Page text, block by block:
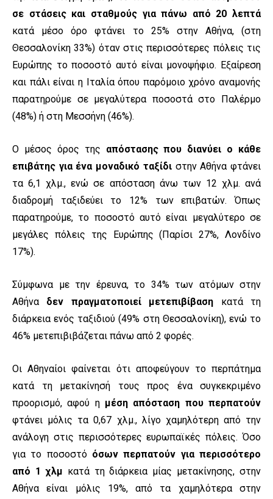
σε στάσεις και σταθμούς για πάνω από 20 λεπτά
κατά μέσο όρο φτάνει το 25% στην Αθήνα, (στη
Θεσσαλονίκη 33%) όταν στις περισσότερες πόλεις τις
Ευρώπης το ποσοστό αυτό είναι μονοψήφιο. Εξαίρεση
και πάλι είναι η Ιταλία όπου παρόμοιο χρόνο αναμονής
παρατηρούμε σε μεγαλύτερα ποσοστά στο Παλέρμο
(48%) ή στη Μεσσήνη (46%).
Ο μέσος όρος της απόστασης που διανύει ο κάθε
επιβάτης για ένα μοναδικό ταξίδιστην Αθήνα φτάνει
τα 6,1 χλμ., ενώ σε απόσταση άνω των 12 χλμ. ανά
διαδρομή ταξιδεύει το 12% των επιβατών. Όπως
παρατηρούμε, το ποσοστό αυτό είναι μεγαλύτερο σε
μεγάλες πόλεις της Ευρώπης (Παρίσι 27%, Λονδίνο
17%).
Σύμφωνα με την έρευνα, το 34% των ατόμων στην
Αθήναδεν πραγματοποιεί μετεπιβίβαση κατά τη
διάρκεια ενός ταξιδιού (49% στη Θεσσαλονίκη), ενώ το
46% μετεπιβιβάζεται πάνω από 2 φορές.
Οι Αθηναίοι φαίνεται ότι αποφεύγουν το περπάτημα
κατά τη μετακίνησή τους προς ένα συγκεκριμένο
προορισμό, αφού η μέση απόσταση που περπατούν
φτάνει μόλις τα 0,67 χλμ., λίγο χαμηλότερη από την
ανάλογη στις περισσότερες ευρωπαϊκές πόλεις. Όσο
για το ποσοστό όσων περπατούν για περισσότερο
από 1 χλμ κατά τη διάρκεια μίας μετακίνησης, στην
Αθήνα είναι μόλις 19%, από τα χαμηλότερα στην